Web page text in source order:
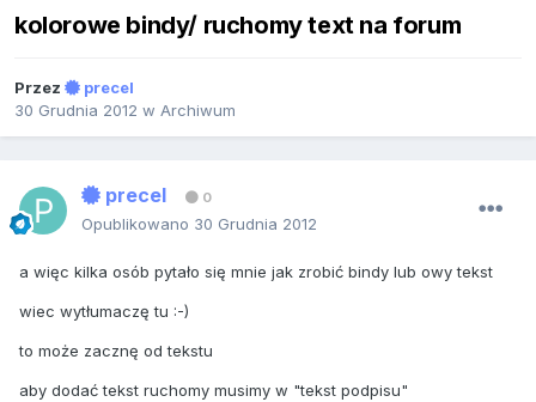
kolorowe bindy/ ruchomy text na forum
Przez
precel
30 Grudnia 2012 w Archiwum
precel 0
Opublikowano 30 Grudnia 2012
a więc kilka osób pytało się mnie jak zrobić bindy lub owy tekst
wiec wytłumaczę tu :-)
to może zacznę od tekstu
aby dodać tekst ruchomy musimy w "tekst podpisu"